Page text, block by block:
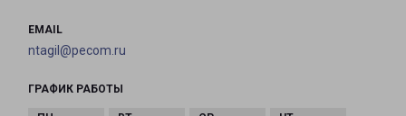
EMAIL
ntagil@pecom.ru
ГРАФИК РАБОТЫ